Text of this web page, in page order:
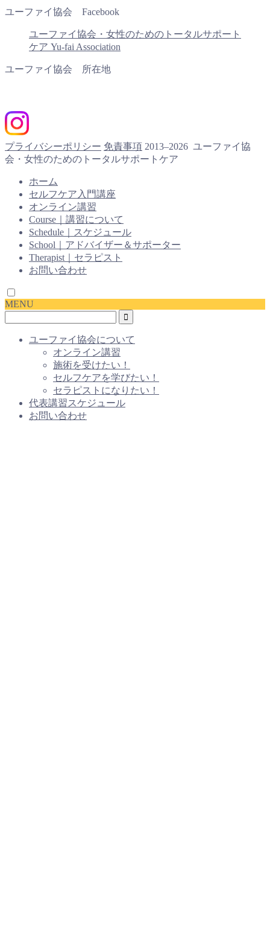
ユーファイ協会 Facebook
ユーファイ協会・女性のためのトータルサポート
ケア Yu-fai Association
ユーファイ協会 所在地
プライバシーポリシー 免責事項 2013–2026 ユーファイ協
会・女性のためのトータルサポートケア
ホーム
セルフケア入門講座
オンライン講習
Course｜講習について
Schedule｜スケジュール
School｜アドバイザー＆サポーター
Therapist｜セラピスト
お問い合わせ
MENU
ユーファイ協会について
オンライン講習
施術を受けたい！
セルフケアを学びたい！
セラピストになりたい！
代表講習スケジュール
お問い合わせ